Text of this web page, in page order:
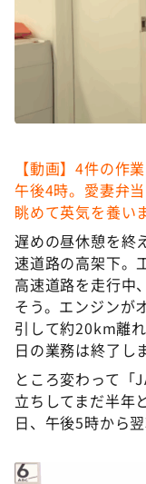
【動画】4件の作
午後4時。愛妻弁
眺めて英気を養い
遅めの昼休憩を終
速道路の高架下。
高速道路を走行中
そう。エンジンが
引して約20km離
日の業務は終了し
ところ変わって「
立ちしてまだ半年
日、午後5時から